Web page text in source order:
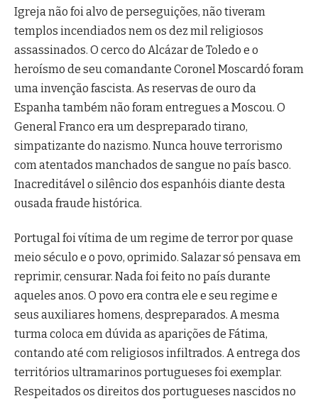
Igreja não foi alvo de perseguições, não tiveram
templos incendiados nem os dez mil religiosos
assassinados. O cerco do Alcázar de Toledo e o
heroísmo de seu comandante Coronel Moscardó foram
uma invenção fascista. As reservas de ouro da
Espanha também não foram entregues a Moscou. O
General Franco era um despreparado tirano,
simpatizante do nazismo. Nunca houve terrorismo
com atentados manchados de sangue no país basco.
Inacreditável o silêncio dos espanhóis diante desta
ousada fraude histórica.
Portugal foi vítima de um regime de terror por quase
meio século e o povo, oprimido. Salazar só pensava em
reprimir, censurar. Nada foi feito no país durante
aqueles anos. O povo era contra ele e seu regime e
seus auxiliares homens, despreparados. A mesma
turma coloca em dúvida as aparições de Fátima,
contando até com religiosos infiltrados. A entrega dos
territórios ultramarinos portugueses foi exemplar.
Respeitados os direitos dos portugueses nascidos no